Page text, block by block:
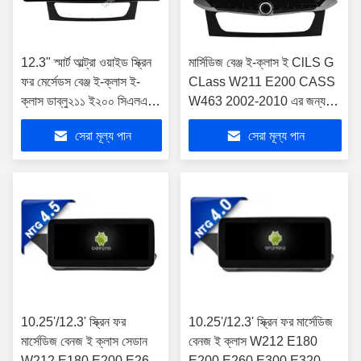
12.3" স্মার্ট আল্ট্রা ওয়াইড স্ক্রিন
ফর মের্সেডস বেঞ্জ ই-ক্লাস ই-
ক্লাস ডাব্লু২১১ ই২০০ সিএলএস
জি ক্লাস ডাব্লু৪৬৩ ২০০২-২০০৯
সেরা মূল্য পান
মার্সিডিজ বেঞ্জ ই-ক্লাস ই ClLS G
CLass W211 E200 CASS
W463 2002-2010 এর জন্য
মোবাইল হোল্ডার সহ 10.88" স্ক্রীন
সেরা মূল্য পান
10.25'/12.3' স্ক্রিন ফর
মার্সেডিজ বেনজ ই ক্লাস সেডান
10.25'/12.3' স্ক্রিন ফর মার্সেডিজ
বেনজ ই ক্লাস W212 E180